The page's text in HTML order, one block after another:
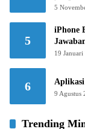
5
5
iPhone
19
6
9 Agustus
Trending